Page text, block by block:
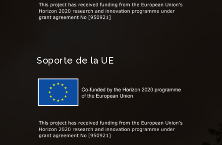
Soporte de la UE